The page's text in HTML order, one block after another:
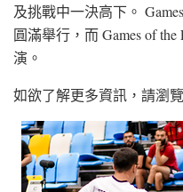
及挑戰中一決高下。
圓滿舉行，而 Games of
演。
如欲了解更多資訊，請瀏覽